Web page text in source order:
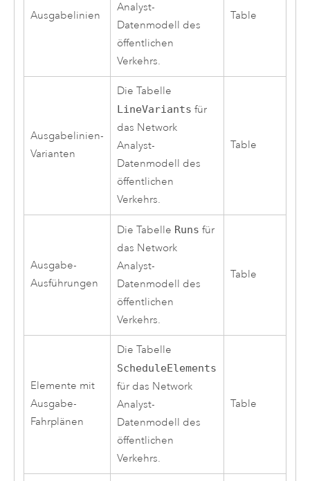
Ausgabelinien
Analyst-
Datenmodell des
öffentlichen
Verkehrs.
Table
Ausgabelinien-
Varianten
Die Tabelle
LineVariants für
das Network
Analyst-
Datenmodell des
öffentlichen
Verkehrs.
Table
Ausgabe-
Ausführungen
Die Tabelle Runs für
das Network
Analyst-
Datenmodell des
öffentlichen
Verkehrs.
Table
Elemente mit
Ausgabe-
Fahrplänen
Die Tabelle
ScheduleElements
für das Network
Analyst-
Datenmodell des
öffentlichen
Verkehrs.
Table